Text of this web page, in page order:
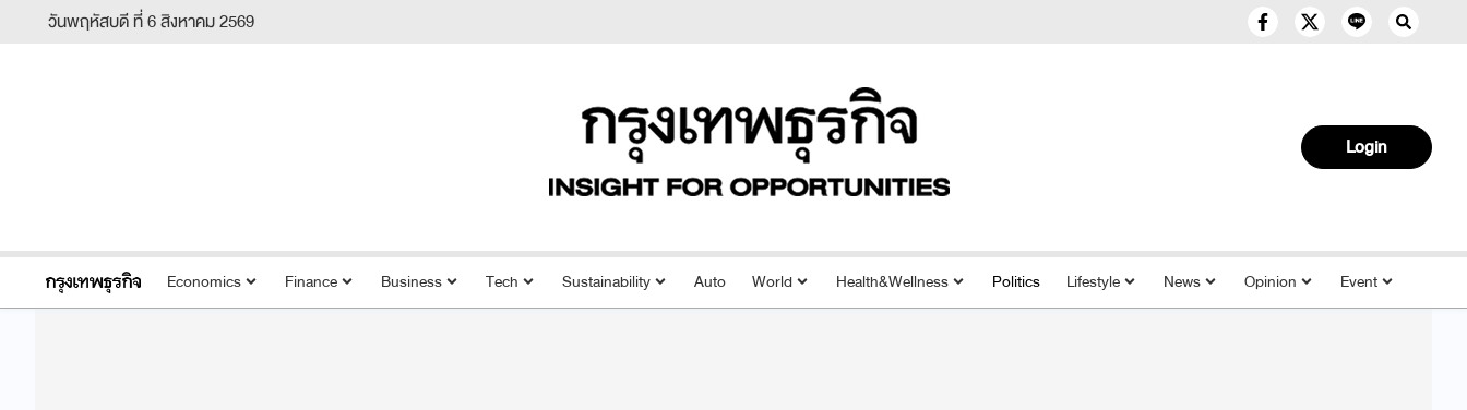
วันพฤหัสบดี ที่ 6 สิงหาคม 2569
Login
Economics Finance Business Tech Sustainability Auto World Health&Wellness Politics Lifestyle News Opinion Event